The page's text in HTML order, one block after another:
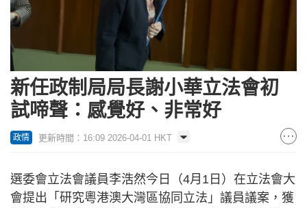
新任政制局局長謝小華立法會初
試啼聲：感覺好、非常好
政情 更新時間：16:09 2026-04-01 HKT
選委會立法會議員李浩然今日（4月1日）在立法會大
會提出「研究粵港澳大灣區協同立法」議員議案，獲